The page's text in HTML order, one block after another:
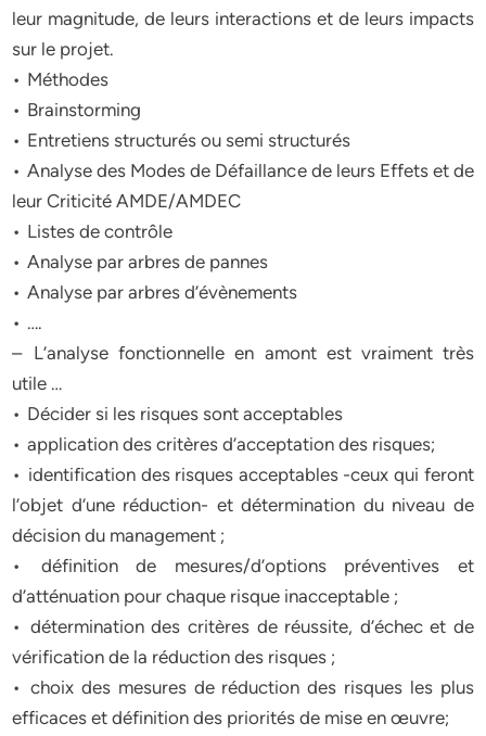
leur magnitude, de leurs interactions et de leurs impacts
sur le projet.
• Méthodes
• Brainstorming
• Entretiens structurés ou semi structurés
• Analyse des Modes de Défaillance de leurs Effets et de
leur Criticité AMDE/AMDEC
• Listes de contrôle
• Analyse par arbres de pannes
• Analyse par arbres d’évènements
• ….
– L’analyse fonctionnelle en amont est vraiment très
utile …
• Décider si les risques sont acceptables
• application des critères d’acceptation des risques;
• identification des risques acceptables -ceux qui feront
l’objet d’une réduction- et détermination du niveau de
décision du management ;
• définition de mesures/d’options préventives et
d’atténuation pour chaque risque inacceptable ;
• détermination des critères de réussite, d’échec et de
vérification de la réduction des risques ;
• choix des mesures de réduction des risques les plus
efficaces et définition des priorités de mise en œuvre;